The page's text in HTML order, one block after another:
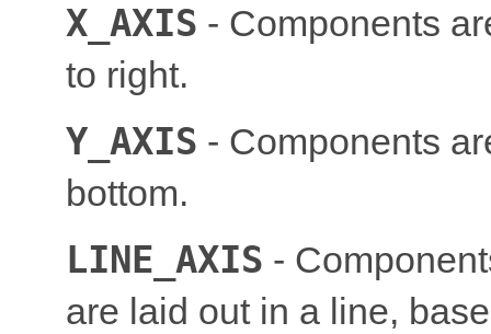
X_AXIS - Components
to right.
Y_AXIS - Components
bottom.
LINE_AXIS -
are laid out in a line,